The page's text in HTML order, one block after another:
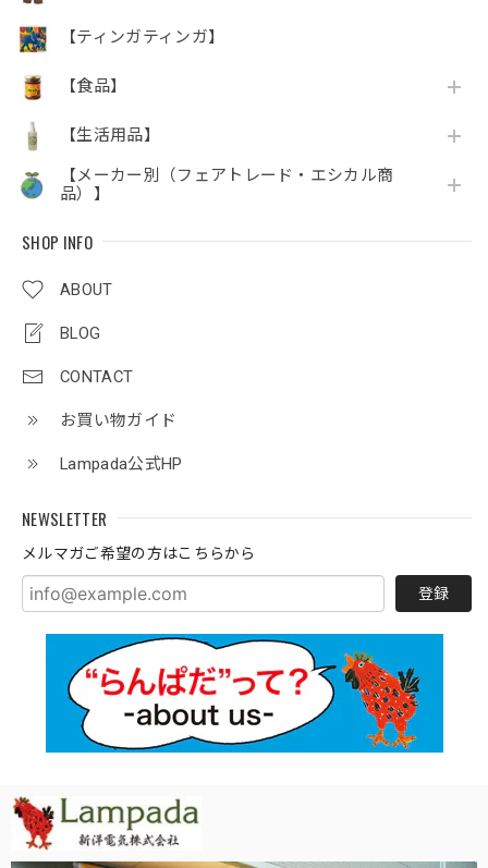
【ティンガティンガ】
【食品】
【生活用品】
【メーカー別（フェアトレード・エシカル商
品）】
SHOP INFO
ABOUT
BLOG
CONTACT
お買い物ガイド
Lampada公式HP
NEWSLETTER
メルマガご希望の方はこちらから
登録